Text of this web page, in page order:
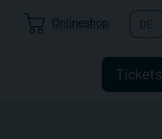
Tickets
Onlineshop